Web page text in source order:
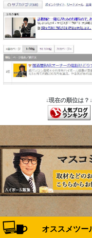
↓現在の順位は？↓
オススメツー